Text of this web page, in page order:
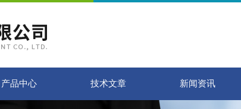
产品中心 技术文章 新闻资讯